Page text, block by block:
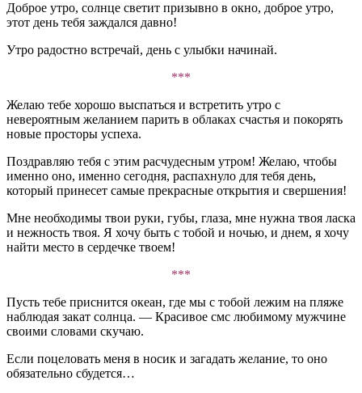
Доброе утро, солнце светит призывно в окно, доброе утро,
этот день тебя заждался давно!
Утро радостно встречай, день с улыбки начинай.
***
Желаю тебе хорошо выспаться и встретить утро с
невероятным желанием парить в облаках счастья и покорять
новые просторы успеха.
Поздравляю тебя с этим расчудесным утром! Желаю, чтобы
именно оно, именно сегодня, распахнуло для тебя день,
который принесет самые прекрасные открытия и свершения!
Мне необходимы твои руки, губы, глаза, мне нужна твоя ласка
и нежность твоя. Я хочу быть с тобой и ночью, и днем, я хочу
найти место в сердечке твоем!
***
Пусть тебе приснится океан, где мы с тобой лежим на пляже
наблюдая закат солнца. — Красивое смс любимому мужчине
своими словами скучаю.
Если поцеловать меня в носик и загадать желание, то оно
обязательно сбудется…